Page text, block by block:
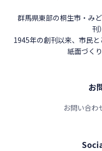
群馬県東部の桐生市・み
刊
1945年の創刊以来、市民
紙面づく
お
お問い合わ